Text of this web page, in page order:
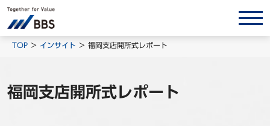
サービス/ソリューション
製品・ソリューション
TOP インサイト 福岡支店開所式レポート
福岡支店開所式レポート